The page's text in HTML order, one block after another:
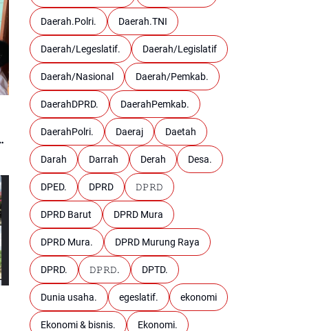
Daerah.Polri. Daerah.TNI
Daerah/Legeslatif. Daerah/Legislatif
Daerah/Nasional Daerah/Pemkab.
DaerahDPRD. DaerahPemkab.
DaerahPolri. Daeraj Daetah
Darah Darrah Derah Desa.
DPED. DPRD 𝙳𝙿𝚁𝙳
DPRD Barut DPRD Mura
DPRD Mura. DPRD Murung Raya
DPRD. 𝙳𝙿𝚁𝙳. DPTD.
Dunia usaha. egeslatif. ekonomi
Ekonomi & bisnis. Ekonomi.